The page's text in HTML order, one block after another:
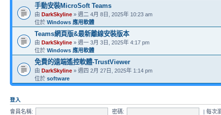
手動安裝MicroSoft Teams
由 DarkSkyline » 週二 4月 8日, 2025年 10:23 am
位於 Windows 應用軟體
Teams網頁版&最新離線安裝版本
由 DarkSkyline » 週一 3月 3日, 2025年 4:17 pm
位於 Windows 應用軟體
免費的遠端遙控軟體-TrustViewer
由 DarkSkyline » 週四 2月 27日, 2025年 1:14 pm
位於 software
登入
會員名稱:
密碼: | 每次